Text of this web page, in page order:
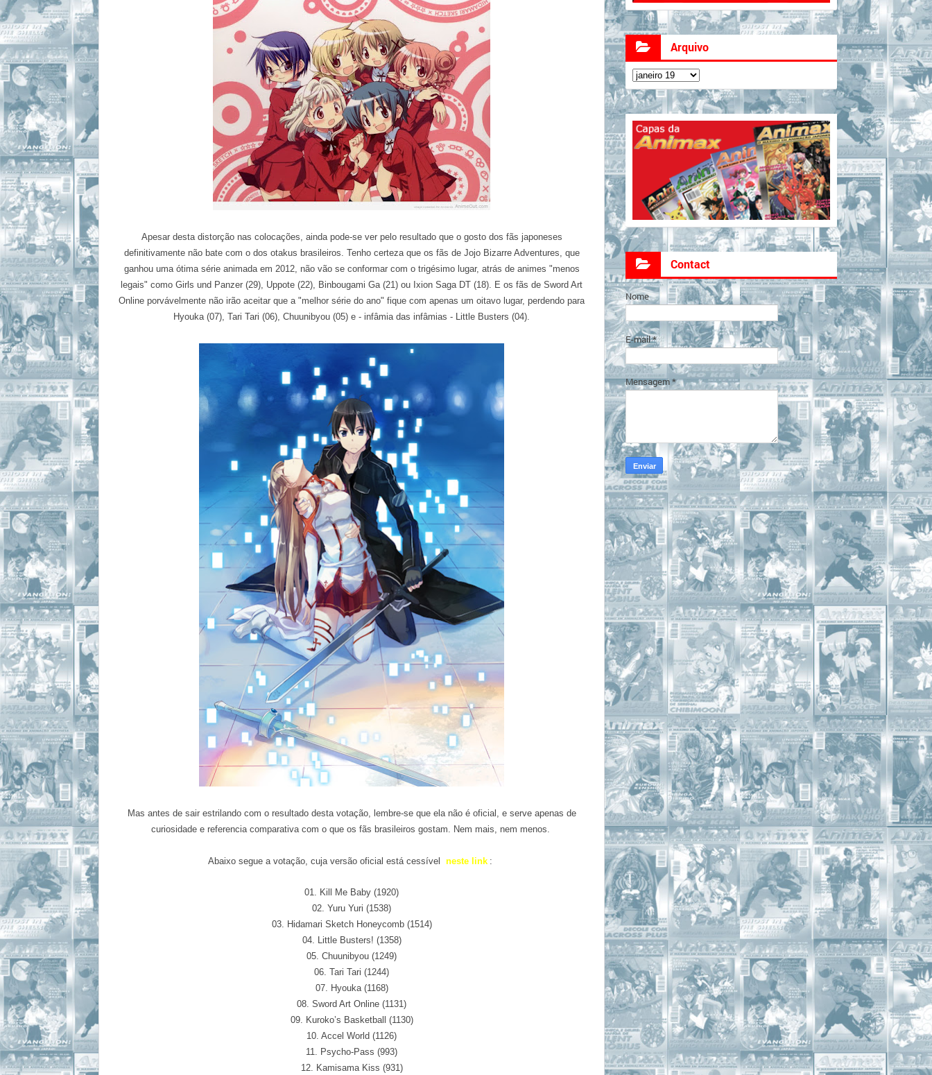
Apesar desta distorção nas colocações, ainda pode-se ver pelo resultado que o gosto dos fãs japoneses
definitivamente não bate com o dos otakus brasileiros. Tenho certeza que os fãs de JojoBizarre Adventures, que
ganhou uma ótima série animada em 2012, não vão se conformar com o trigésimo lugar, atrás de animes "menos
legais" como Girls und Panzer (29), Uppote (22), Binbougami Ga (21) ou Ixion Saga DT (18). E os fãs de Sword Art
Online porvávelmente não irão aceitar que a "melhor série do ano" fique com apenas um oitavo lugar, perdendo para
Hyouka (07), Tari Tari (06), Chuunibyou (05) e - infâmia das infâmias - Little Busters (04).
Mas antes de sair estrilando com o resultado desta votação, lembre-se que ela não é oficial, e serve apenas de
curiosidade e referencia comparativa com o que os fãs brasileiros gostam. Nem mais, nem menos.
Abaixo segue a votação, cuja versão oficial está cessível neste link :
01. Kill Me Baby (1920)
02. Yuru Yuri (1538)
03. Hidamari Sketch Honeycomb (1514)
04. Little Busters! (1358)
05. Chuunibyou (1249)
06. Tari Tari (1244)
07. Hyouka (1168)
08. Sword Art Online (1131)
09. Kuroko’s Basketball (1130)
10. Accel World (1126)
11. Psycho-Pass (993)
12. Kamisama Kiss (931)
Arquivo
Contact
Nome
E-mail*
Mensagem*